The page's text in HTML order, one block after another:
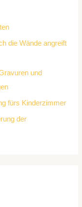
die Wände angreift
und
fürs Kinderzimmer
der